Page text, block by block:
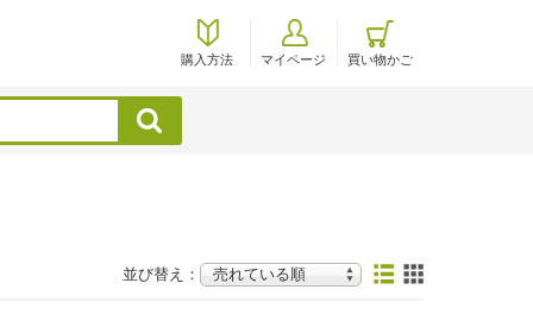
購入方法 マイページ 買い物かご
検索
並び替え：